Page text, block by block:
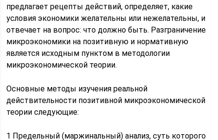
предлагает рецепты действий, определяет, какие
условия экономики желательны или нежелательны, и
отвечает на вопрос: что должно быть. Разграничение
микроэкономики на позитивную и нормативную
является исходным пунктом в методологии
микроэкономической теории.
Основные методы изучения реальной
действительности позитивной микроэкономической
теории следующие:
1 Предельный (маржинальный) анализ, суть которого